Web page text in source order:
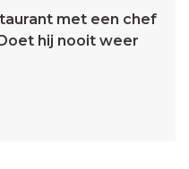
met een chef
hij nooit weer